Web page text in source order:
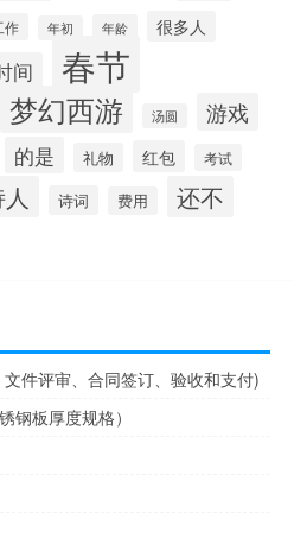
作 年初 年龄 很多人
间 春节
梦幻西游 汤圆 游戏
的是 礼物 红包 考试
诗词 费用 还不
件评审、合同签订、验收和支付)
钢板厚度规格）